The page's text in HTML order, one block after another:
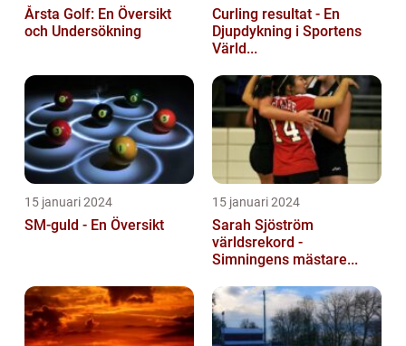
Årsta Golf: En Översikt
och Undersökning
Curling resultat - En
Djupdykning i Sportens
Värld...
15 januari 2024
SM-guld - En Översikt
15 januari 2024
Sarah Sjöström
världsrekord -
Simningens mästare...